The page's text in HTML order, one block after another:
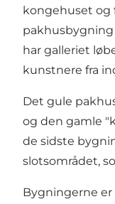
kongehuset og
har galleriet
kunstnere fra
Det gule
og den gamle
de sidste
slotsområdet,
Bygningerne er